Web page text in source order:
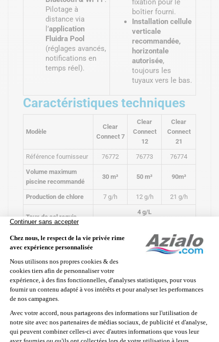
Pilotage à
distance via
l’application
Fluidra Pool
(réglages avancés,
notifications en
temps réel).
fixation pour le
boîtier fourni.
Installation cellule
verticale
recommandée,
horizontale
autorisée,
toujours les
tuyaux vers le bas.
Caractéristiques techniques
Modèle
Clear
Connect 7
Clear
Connect
12
Clear
Connect
21
Référence fournisseur 76772 76773 76774
Volume maximum
piscine recommandé
30 m³ 50 m³ 90m³
Production de chlore 7 g/h 12 g/h 21 g/h
Taux de sel requis
4 g/L
Réglage de la
production
10 niveaux de production de 0 à
100%
Cellule autonettoyante Oui, par inversion de polarité
Inversion de polarité réglable : 2h, 3h, 4h, 7h
Protection IPX4
Mode de
fonctionnement
complémentaires
24h
Mode Volet : réglable de 20%
à 80%